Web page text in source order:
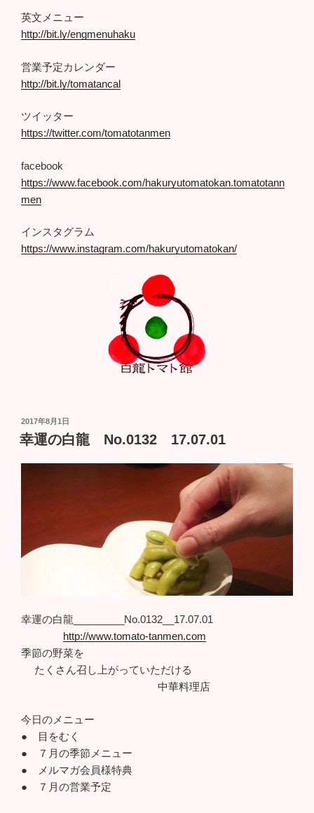
英文メニュー
http://bit.ly/engmenuhaku
営業予定カレンダー
http://bit.ly/tomatancal
ツイッター
https://twitter.com/tomatotanmen
facebook
https://www.facebook.com/hakuryutomatokan.tomatotann
men
インスタグラム
https://www.instagram.com/hakuryutomatokan/
投
稿
日:
2017年8月1日
幸運の白龍 No.0132 17.07.01
幸運の白龍_________No.0132__17.07.01
http://www.tomato-tanmen.com
季節の野菜を
たくさん召し上がっていただける
中華料理店
今日のメニュー
● 目をむく
● ７月の季節メニュー
● メルマガ会員様特典
● ７月の営業予定